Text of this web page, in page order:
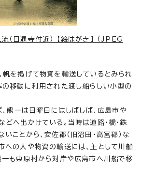
（日通寺付近） 【絵はがき】 （JPEG
帆を掲げて物資を輸送しているとみられ
の移動に利用された渡し船らしい小型の
熊一は日曜日にはしばしば、広島市や
へ出かけている。当時は道路・橋・鉄
ことから、安佐郡（旧沼田・高宮郡）な
への人や物資の輸送には、主として川船
一も東原村から対岸や広島市へ川船で移